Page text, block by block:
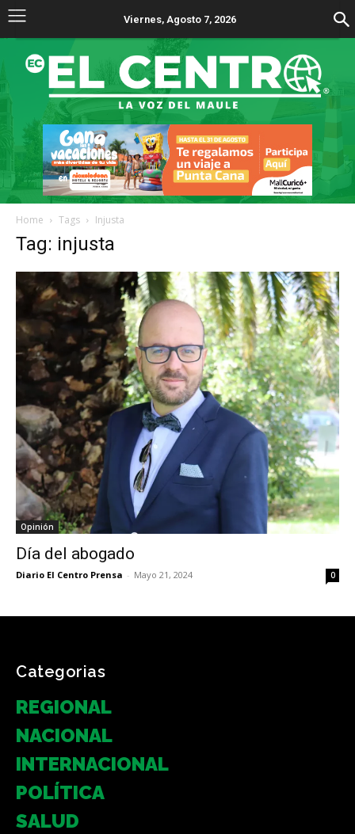
Viernes, Agosto 7, 2026
Home Tags Injusta
Tag: injusta
Opinión
Día del abogado
Diario El Centro Prensa - Mayo 21, 2024 0
Categorias
REGIONAL
NACIONAL
INTERNACIONAL
POLÍTICA
SALUD